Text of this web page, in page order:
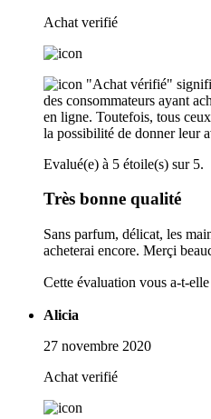
Achat verifié
"Achat vérifié"
des consommateurs ayant
en ligne. Toutefois, tous
la possibilité de donner leur
Evalué(e) à 5 étoile(s) sur 5.
Très bonne qualité
Sans parfum, délicat, les
acheterai encore. Merçi
Cette évaluation vous a-t-
Alicia
27 novembre 2020
Achat verifié